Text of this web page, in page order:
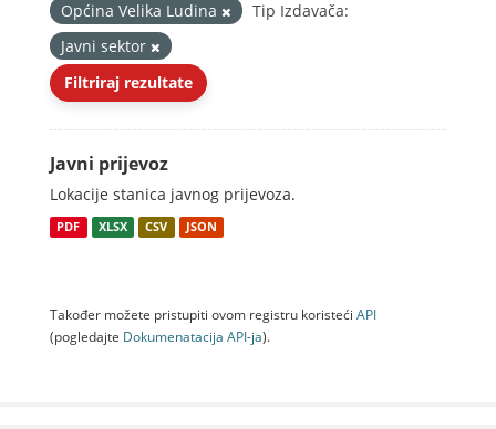
Općina Velika Ludina
Tip Izdavača:
Javni sektor
Filtriraj rezultate
Javni prijevoz
Lokacije stanica javnog prijevoza.
PDF XLSX CSV JSON
Također možete pristupiti ovom registru koristeći API
(pogledajte Dokumenаtаcijа API-jа).